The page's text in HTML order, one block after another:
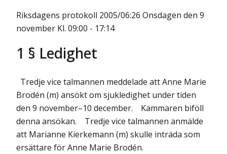
Riksdagens protokoll 2005/06:26 Onsdagen den 9
november Kl. 09:00 - 17:14
1 § Ledighet
Tredje vice talmannen meddelade attAnne Marie
Brodén (m) ansökt om sjukledighet under tiden
den 9 november–10 december. Kammaren biföll
denna ansökan. Tredje vice talmannen anmälde
att Marianne Kierkemann (m) skulle inträda som
ersättare för Anne Marie Brodén.